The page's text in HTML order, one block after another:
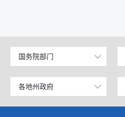
国务院部门
公安部
工业和信息化部
科学技术部
各地州政府
乌鲁木齐市